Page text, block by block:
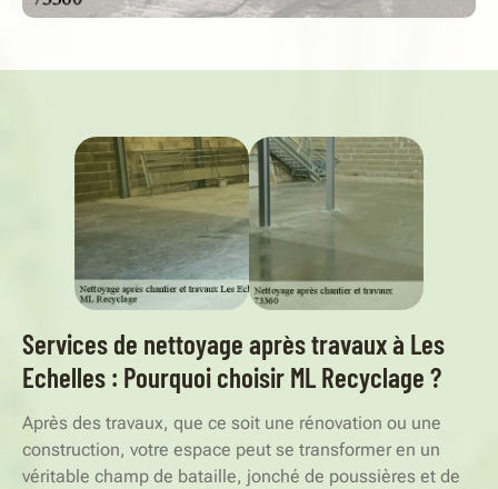
Services de nettoyage après travaux à Les
Echelles : Pourquoi choisir ML Recyclage ?
Après des travaux, que ce soit une rénovation ou une
construction, votre espace peut se transformer en un
véritable champ de bataille, jonché de poussières et de